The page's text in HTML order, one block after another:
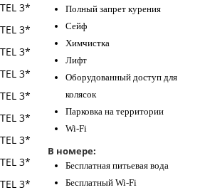
Полный запрет курения
Сейф
Химчистка
Лифт
Оборудованный доступ для
колясок
Парковка на территории
Wi-Fi
В номере:
Бесплатная питьевая вода
Бесплатный Wi-Fi